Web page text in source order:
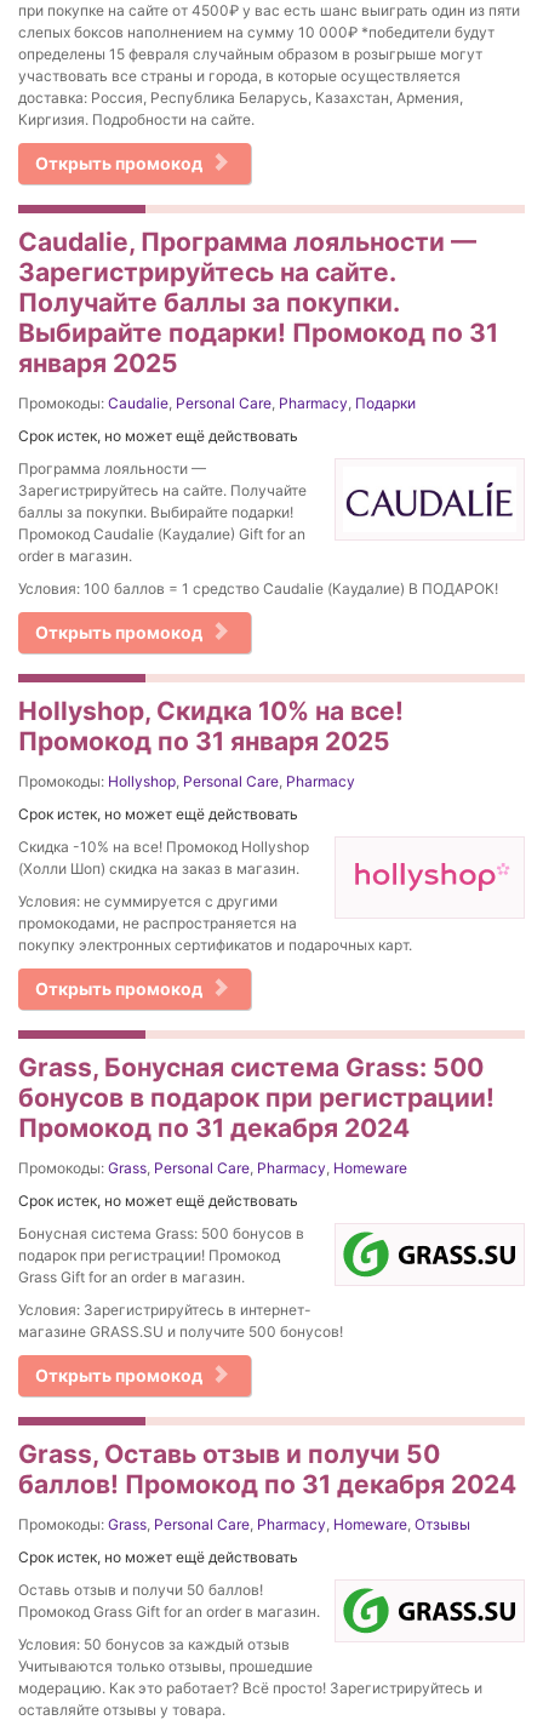
при покупке на сайте от 4500₽ у вас есть шанс выиграть один из пяти
слепых боксов наполнением на сумму 10 000₽ *победители будут
определены 15 февраля случайным образом в розыгрыше могут
участвовать все страны и города, в которые осуществляется
доставка: Россия, Республика Беларусь, Казахстан, Армения,
Киргизия. Подробности на сайте.
Открыть промокод
Caudalie, Программа лояльности —
Зарегистрируйтесь на сайте.
Получайте баллы за покупки.
Выбирайте подарки! Промокод по 31
января 2025
Промокоды: Caudalie, Personal Care, Pharmacy, Подарки
Срок истек, но может ещё действовать
Программа лояльности —
Зарегистрируйтесь на сайте. Получайте
баллы за покупки. Выбирайте подарки!
Промокод Caudalie (Каудалие) Gift for an
order в магазин.
Условия: 100 баллов = 1 средство Caudalie (Каудалие) В ПОДАРОК!
Открыть промокод
Hollyshop, Скидка 10% на все!
Промокод по 31 января 2025
Промокоды: Hollyshop, Personal Care, Pharmacy
Срок истек, но может ещё действовать
Скидка -10% на все! Промокод Hollyshop
(Холли Шоп) скидка на заказ в магазин.
Условия: не суммируется с другими
промокодами, не распространяется на
покупку электронных сертификатов и подарочных карт.
Открыть промокод
Grass, Бонусная система Grass: 500
бонусов в подарок при регистрации!
Промокод по 31 декабря 2024
Промокоды: Grass, Personal Care, Pharmacy, Homeware
Срок истек, но может ещё действовать
Бонусная система Grass: 500 бонусов в
подарок при регистрации! Промокод
Grass Gift for an order в магазин.
Условия: Зарегистрируйтесь в интернет-
магазине GRASS.SU и получите 500 бонусов!
Открыть промокод
Grass, Оставь отзыв и получи 50
баллов! Промокод по 31 декабря 2024
Промокоды: Grass, Personal Care, Pharmacy, Homeware, Отзывы
Срок истек, но может ещё действовать
Оставь отзыв и получи 50 баллов!
Промокод Grass Gift for an order в магазин.
Условия: 50 бонусов за каждый отзыв
Учитываются только отзывы, прошедшие
модерацию. Как это работает? Всё просто! Зарегистрируйтесь и
оставляйте отзывы у товара.